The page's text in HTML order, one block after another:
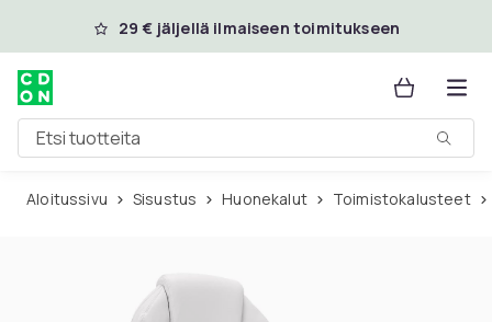
Ohita ja siirry pääsisältöön
29 € jäljellä ilmaiseen toimitukseen
Etsi tuotteita
Aloitussivu Sisustus Huonekalut Toimistokalusteet